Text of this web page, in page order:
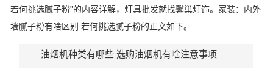
若何挑选腻子粉”的内容详解，灯具批发就找馨巢灯饰。家装：内外
墙腻子粉有啥区别 若何挑选腻子粉的正文如下。
油烟机种类有哪些 选购油烟机有啥注意事项